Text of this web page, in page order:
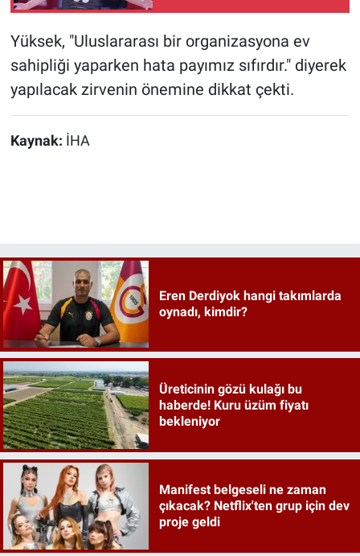
Yüksek, "Uluslararası bir organizasyona ev
sahipliği yaparken hata payımız sıfırdır." diyerek
yapılacak zirvenin önemine dikkat çekti.
Kaynak: İHA
Eren Derdiyok hangi takımlarda
oynadı, kimdir?
Üreticinin gözü kulağı bu
haberde! Kuru üzüm fiyatı
bekleniyor
Manifest belgeseli ne zaman
çıkacak? Netflix'ten grup için dev
proje geldi